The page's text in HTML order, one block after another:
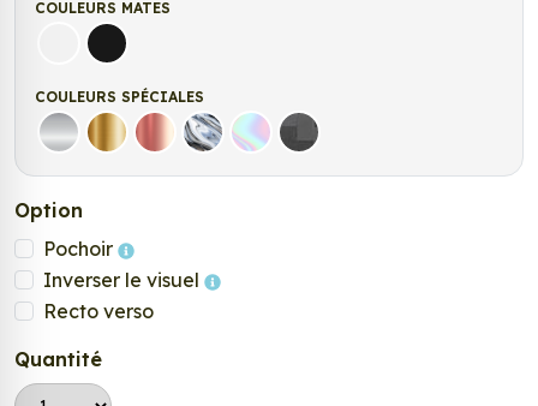
COULEURS MATES
Blanc matNoir mat
COULEURS SPÉCIALES
Argent Or Rose Gold
ChromeHolographique
Carbone Noir
Option
Pochoir
Inverser le visuel
Recto verso
Quantité